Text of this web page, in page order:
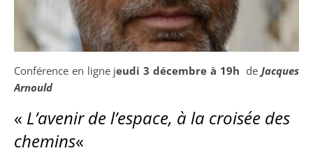
Conférence en ligne jeudi 3 décembre à 19h deJacques
Arnould
« L’avenir de l’espace, à la croisée des
chemins«